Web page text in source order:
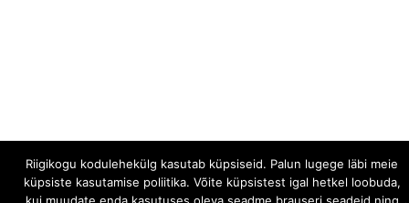
Riigikogu kodulehekülg kasutab küpsiseid. Palun lugege läbi meie
küpsiste kasutamise poliitika. Võite küpsistest igal hetkel loobuda,